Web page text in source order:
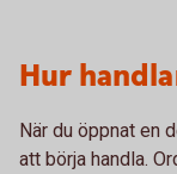
Hur
När du öppnat en
att börja handla.